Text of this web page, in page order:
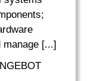
[...]